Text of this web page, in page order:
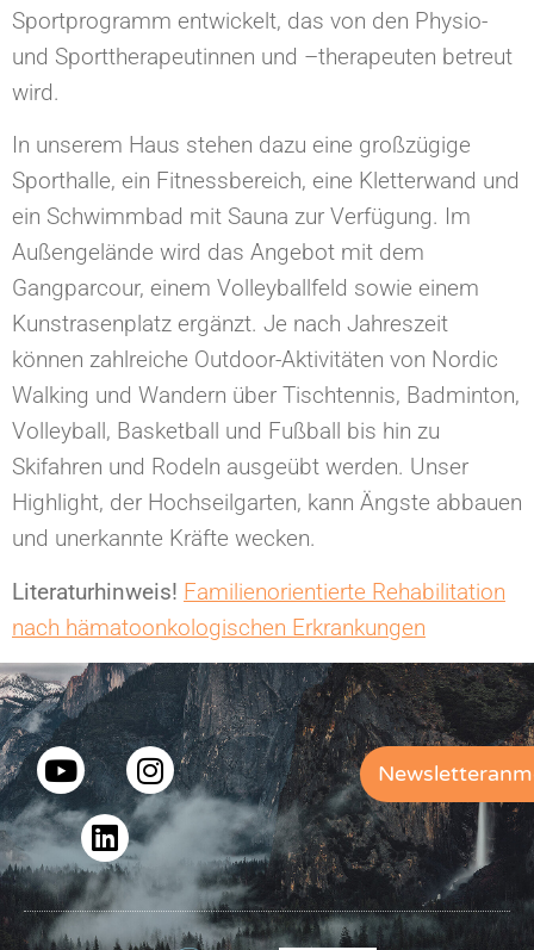
Sportprogramm entwickelt, das von den Physio-
und Sporttherapeutinnen und –therapeuten betreut
wird.
In unserem Haus stehen dazu eine großzügige
Sporthalle, ein Fitnessbereich, eine Kletterwand und
ein Schwimmbad mit Sauna zur Verfügung. Im
Außengelände wird das Angebot mit dem
Gangparcour, einem Volleyballfeld sowie einem
Kunstrasenplatz ergänzt. Je nach Jahreszeit
können zahlreiche Outdoor-Aktivitäten von Nordic
Walking und Wandern über Tischtennis, Badminton,
Volleyball, Basketball und Fußball bis hin zu
Skifahren und Rodeln ausgeübt werden. Unser
Highlight, der Hochseilgarten, kann Ängste abbauen
und unerkannte Kräfte wecken.
Literaturhinweis! Familienorientierte Rehabilitation
nach hämatoonkologischen Erkrankungen